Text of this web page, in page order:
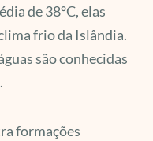
de 38°C, elas
frio da Islândia.
são conhecidas
formações